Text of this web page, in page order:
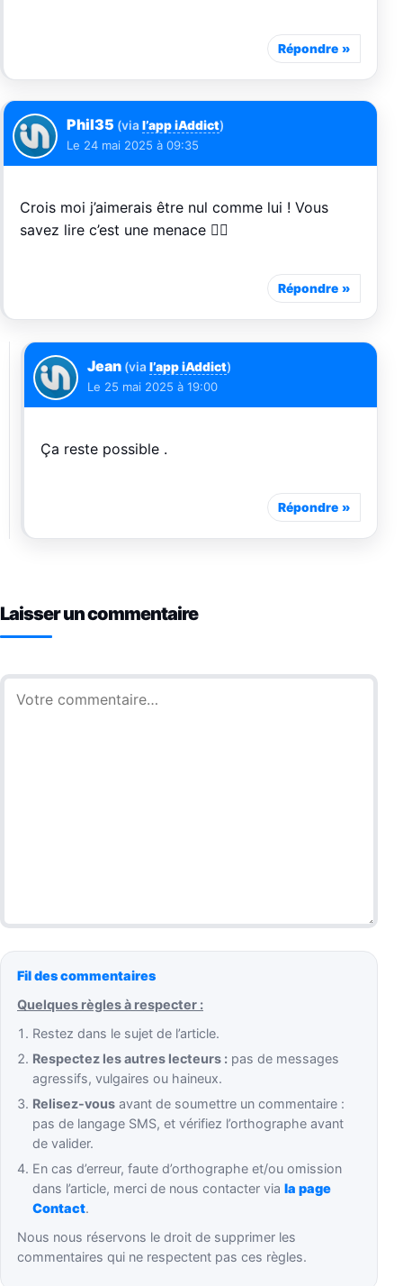
Répondre
Phil35 (via l’app iAddict)
Le 24 mai 2025 à 09:35
Crois moi j’aimerais être nul comme lui ! Vous
savez lire c’est une menace 👈🏻
Répondre
Jean (via l’app iAddict)
Le 25 mai 2025 à 19:00
Ça reste possible .
Répondre
Laisser un commentaire
Commentaire
Fil des commentaires
Quelques règles à respecter :
Restez dans le sujet de l’article.
Respectez les autres lecteurs : pas de messages
agressifs, vulgaires ou haineux.
Relisez-vous avant de soumettre un commentaire :
pas de langage SMS, et vérifiez l’orthographe avant
de valider.
En cas d’erreur, faute d’orthographe et/ou omission
dans l’article, merci de nous contacter viala page
Contact.
Nous nous réservons le droit de supprimer les
commentaires qui ne respectent pas ces règles.